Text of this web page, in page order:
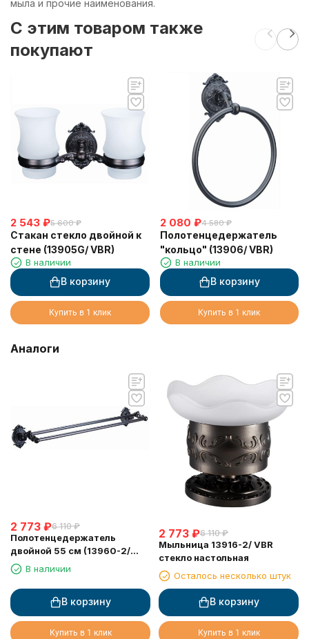
мыла и прочие наименования.
C этим товаром также
покупают
2 543 ₽5 600 ₽
Стакан стекло двойной к
стене (13905G/ VBR)
В наличии
В корзину
Купить в 1 клик
2 080 ₽4 580 ₽
Полотенцедержатель
"кольцо" (13906/ VBR)
В наличии
В корзину
Купить в 1 клик
Аналоги
2 773 ₽6 110 ₽
Полотенцедержатель
двойной 55 см (13960-2/
VBR)В наличии
В корзину
Купить в 1 клик
2 773 ₽6 110 ₽
Мыльница 13916-2/ VBR
стекло настольная
Осталось несколько штук
В корзину
Купить в 1 клик